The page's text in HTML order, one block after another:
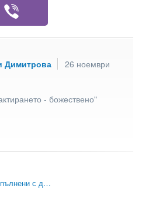
Димитрова
26 ноември
- божествено"
с д…